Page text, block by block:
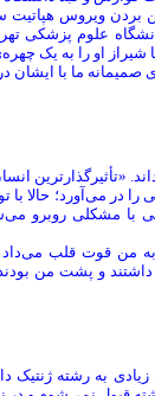
ویروس هپاتیت
علوم پزشکی
او را به یک
صمیمانه ما با ایشان
«تأثیرگذارترین
در می‌آورد؛ حالا
با مشکلی روبرو
من قوت قلب می‌داد
و پشت من
به رشته ژنتیک